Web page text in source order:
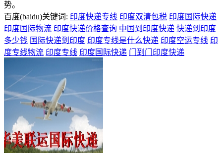
势。
百度(baidu)关键词: 印度快递专线 印度双清包税 印度国际快递
印度国际物流 印度快递价格查询 中国到印度快递 快递到印度
多少钱 国际快递到印度 印度专线是什么快递 印度空运专线 印
度专线物流 印度专线 印度国际快递 门到门印度快递